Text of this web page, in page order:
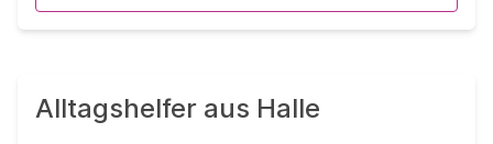
Alltagshelfer aus Halle